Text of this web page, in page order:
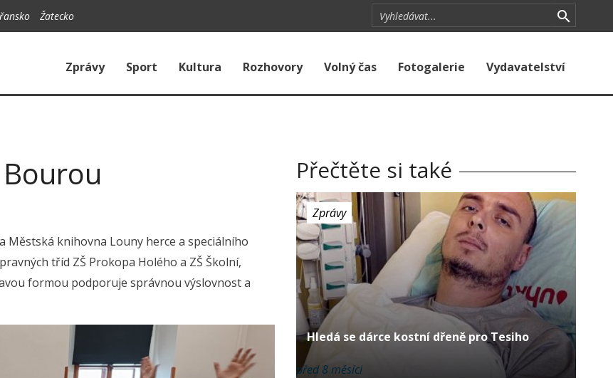
Žatecko
Zprávy Sport Kultura Rozhovory Volný čas Fotogalerie Vydavatelství
knihovna Louny herce a speciálního
tříd ZŠ Prokopa Holého a ZŠ Školní,
formou podporuje správnou výslovnost a
Přečtěte si také
Zprávy
Hledá se dárce kostní dřeně pro Tesiho
před 8 měsíci